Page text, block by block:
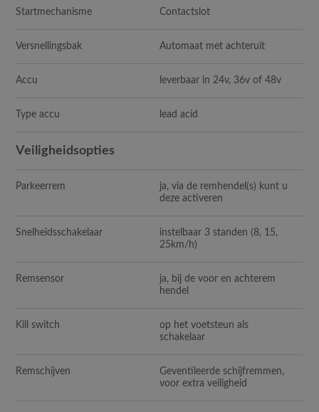
Startmechanisme Contactslot
Versnellingsbak Automaat met achteruit
Accu leverbaar in 24v, 36v of 48v
Type accu lead acid
Veiligheidsopties
Parkeerrem
ja, via de remhendel(s) kunt u
deze activeren
Snelheidsschakelaar
instelbaar 3 standen (8, 15,
25km/h)
Remsensor
ja, bij de voor en achterem
hendel
Kill switch
op het voetsteun als
schakelaar
Remschijven
Geventileerde schijfremmen,
voor extra veiligheid